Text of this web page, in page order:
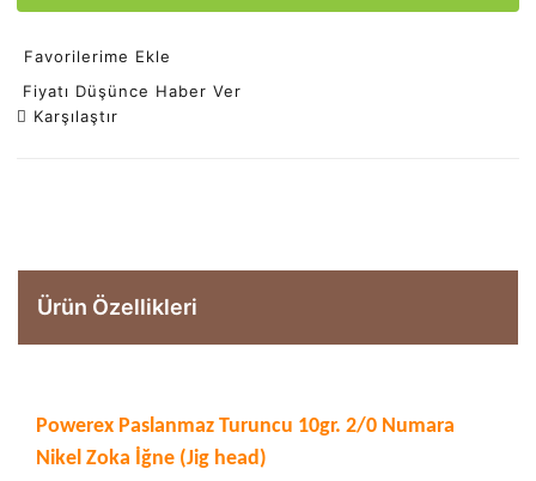
Favorilerime Ekle
Fiyatı Düşünce Haber Ver
Karşılaştır
Ürün Özellikleri
Powerex Paslanmaz Turuncu 10gr. 2/0 Numara
Nikel Zoka İğne (Jig head)